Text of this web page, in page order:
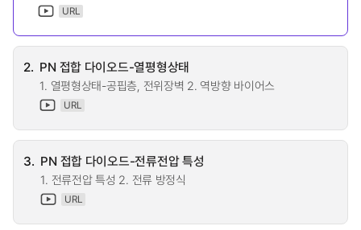
URL
2. PN 접합 다이오드-열평형상태
1. 열평형상태-공핍층, 전위장벽 2. 역방향 바이어스
URL
3. PN 접합 다이오드-전류전압 특성
1. 전류전압 특성 2. 전류 방정식
URL